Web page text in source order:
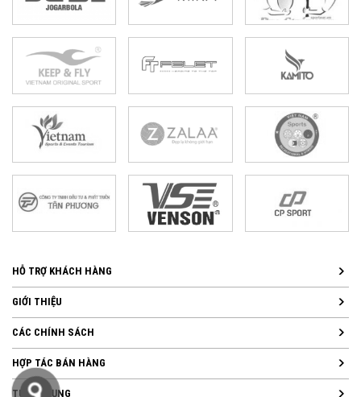
HỖ TRỢ KHÁCH HÀNG
GIỚI THIỆU
CÁC CHÍNH SÁCH
HỢP TÁC BÁN HÀNG
TUYỂN DỤNG